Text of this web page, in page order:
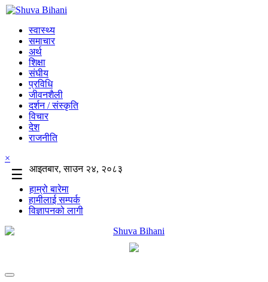
स्वास्थ्य
समाचार
अर्थ
शिक्षा
संघीय
प्रविधि
जीवनशैली
दर्शन / संस्कृति
विचार
देश
राजनीति
×
☰
आइतबार, साउन २४, २०८३
हाम्रो बारेमा
हामीलाई सम्पर्क
विज्ञापनको लागी